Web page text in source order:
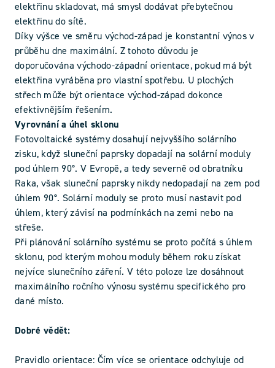
elektřinu skladovat, má smysl dodávat přebytečnou
elektřinu do sítě.
Díky výšce ve směru východ-západ je konstantní výnos v
průběhu dne maximální. Z tohoto důvodu je
doporučována východo-západní orientace, pokud má být
elektřina vyráběna pro vlastní spotřebu. U plochých
střech může být orientace východ-západ dokonce
efektivnějším řešením.
Vyrovnání a úhel sklonu
Fotovoltaické systémy dosahují nejvyššího solárního
zisku, když sluneční paprsky dopadají na solární moduly
pod úhlem 90°. V Evropě, a tedy severně od obratníku
Raka, však sluneční paprsky nikdy nedopadají na zem pod
úhlem 90°. Solární moduly se proto musí nastavit pod
úhlem, který závisí na podmínkách na zemi nebo na
střeše.
Při plánování solárního systému se proto počítá s úhlem
sklonu, pod kterým mohou moduly během roku získat
nejvíce slunečního záření. V této poloze lze dosáhnout
maximálního ročního výnosu systému specifického pro
dané místo.
Dobré vědět:
Pravidlo orientace: Čím více se orientace odchyluje od